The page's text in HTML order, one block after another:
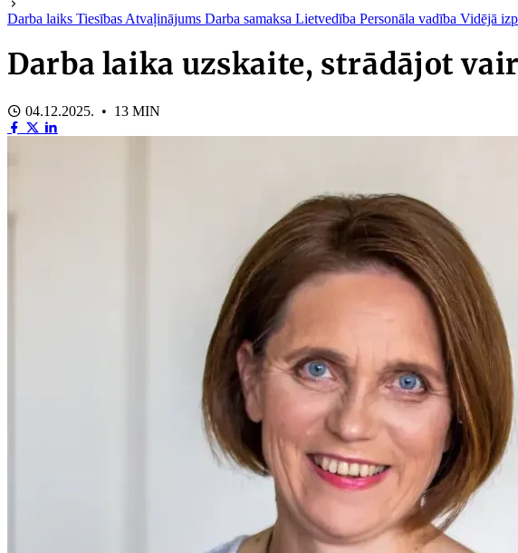
Darba laiks Tiesības Atvaļinājums Darba samaksa Lietvedība Personāla vadība Vidējā
Darba laika uzskaite, strādājot
04.12.2025. • 13 MIN